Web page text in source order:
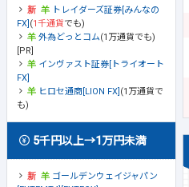
トレイダーズ証券[みんなの
FX] (1千通貨でも)
外為どっとコム(1万通貨でも)
[PR]
インヴァスト証券[トライオート
FX]
ヒロセ通商[LION FX] (1万通貨で
も)
5千円以上→1万円未満
ゴールデンウェイジャパン